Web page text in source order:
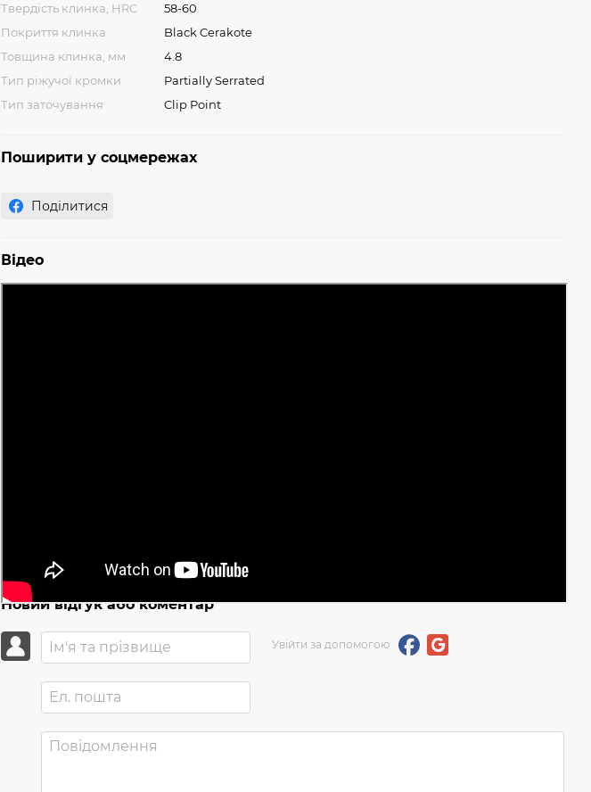
Твердість клинка, HRC
58-60
Покриття клинка
Black Cerakote
Товщина клинка, мм
4.8
Тип ріжучої кромки
Partially Serrated
Тип заточування
Clip Point
Поширити у соцмережах
Поділитися
Відео
Новий відгук або коментар
Увійти за допомогою